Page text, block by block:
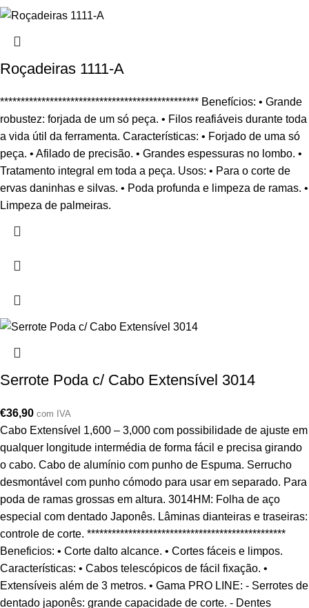
Roçadeiras 1111-A
************************************************ Benefícios: • Grande
robustez: forjada de um só peça. • Filos reafiáveis durante toda
a vida útil da ferramenta. Características: • Forjado de uma só
peça. • Afilado de precisão. • Grandes espessuras no lombo. •
Tratamento integral em toda a peça. Usos: • Para o corte de
ervas daninhas e silvas. • Poda profunda e limpeza de ramas. •
Limpeza de palmeiras.
Serrote Poda c/ Cabo Extensível 3014
€36,90 com IVA
Cabo Extensível 1,600 – 3,000 com possibilidade de ajuste em
qualquer longitude intermédia de forma fácil e precisa girando
o cabo. Cabo de alumínio com punho de Espuma. Serrucho
desmontável com punho cómodo para usar em separado. Para
poda de ramas grossas em altura. 3014HM: Folha de aço
especial com dentado Japonês. Lâminas dianteiras e traseiras:
controle de corte. ************************************************
Beneficios: • Corte dalto alcance. • Cortes fáceis e limpos.
Características: • Cabos telescópicos de fácil fixação. •
Extensíveis além de 3 metros. • Gama PRO LINE: - Serrotes de
dentado japonês: grande capacidade de corte. - Dentes